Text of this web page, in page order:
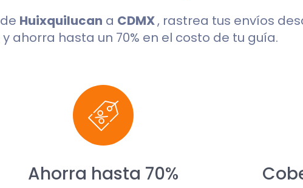
Huixquilucan a CDMX, rastrea tus envíos
ahorra hasta un 70% en el costo de tu guía.
Ahorra hasta 70%